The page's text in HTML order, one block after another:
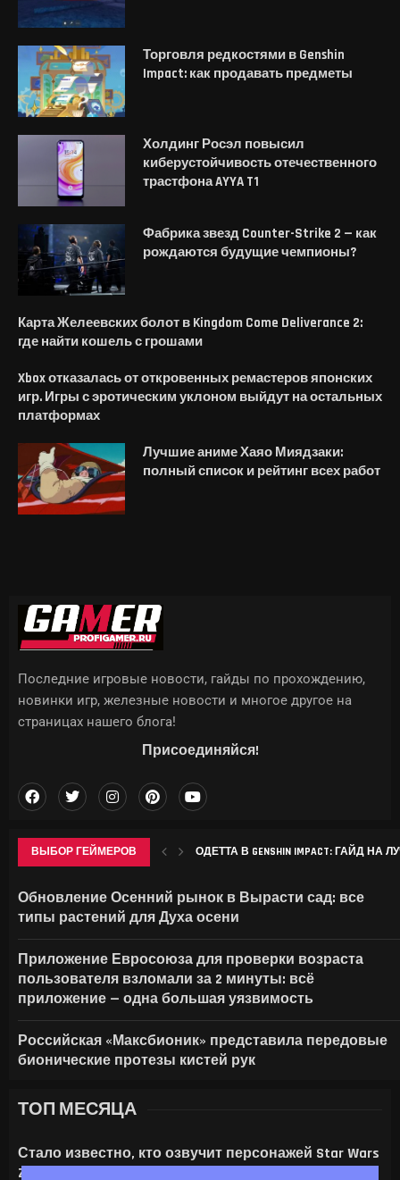
Торговля редкостями в Genshin
Impact: как продавать предметы
Холдинг Росэл повысил
киберустойчивость отечественного
трастфона AYYA T1
Фабрика звезд Counter-Strike 2 — как
рождаются будущие чемпионы?
Карта Желеевских болот в Kingdom Come Deliverance 2:
где найти кошель с грошами
Xbox отказалась от откровенных ремастеров японских
игр. Игры с эротическим уклоном выйдут на остальных
платформах
Лучшие аниме Хаяо Миядзаки:
полный список и рейтинг всех работ
ВЫБОР ГЕЙМЕРОВ ОДЕТТА В GENSHIN IMPACT: ГАЙД НА
Обновление Осенний рынок в Вырасти сад: все
типы растений для Духа осени
Приложение Евросоюза для проверки возраста
пользователя взломали за 2 минуты: всё
приложение — одна большая уязвимость
Российская «Максбионик» представила передовые
бионические протезы кистей рук
Последние игровые новости, гайды по прохождению,
новинки игр, железные новости и многое другое на
страницах нашего блога!
Присоединяйся!
ТОП МЕСЯЦА
Стало известно, кто озвучит персонажей Star Wars
Zero Company